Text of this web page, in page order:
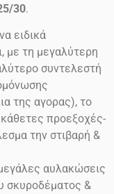
30.
ειδικά
με τη μεγαλύτερη
συντελεστή
της αγορας), το
προεξοχές-
την στιβαρή &
αυλακώσεις
σκυροδέματος &